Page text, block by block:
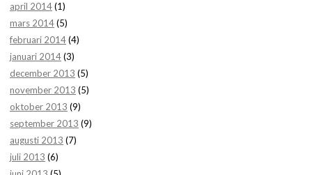
april 2014(1)
mars 2014(5)
februari 2014(4)
januari 2014(3)
december 2013 (5)
november 2013 (5)
oktober 2013 (9)
september 2013 (9)
augusti 2013 (7)
juli 2013 (6)